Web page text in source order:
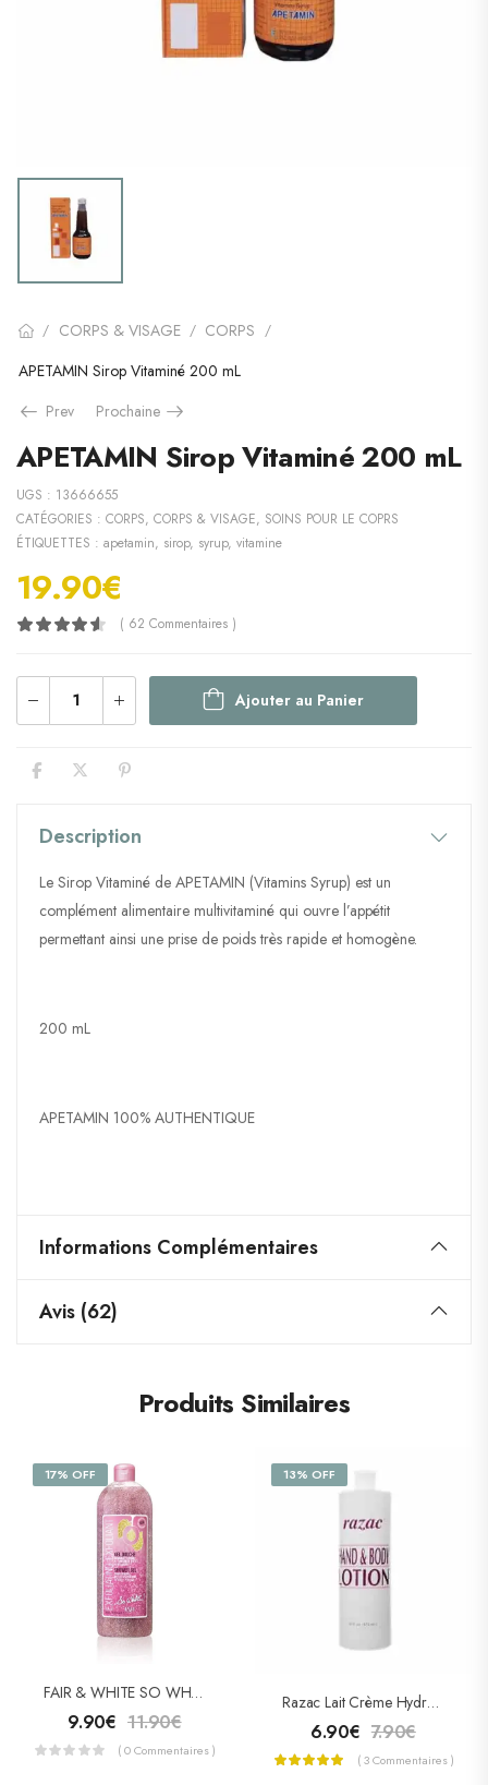
/ CORPS & VISAGE / CORPS /
APETAMIN Sirop Vitaminé 200 mL
Prev
Prochaine
APETAMIN Sirop Vitaminé 200 mL
UGS : 13666655
CATÉGORIES : CORPS, CORPS & VISAGE, SOINS POUR LE COPRS
ÉTIQUETTES : apetamin, sirop, syrup, vitamine
19.90€
( 62 Commentaires )
Ajouter au Panier
Description
Le Sirop Vitaminé de APETAMIN (Vitamins Syrup) est un
complément alimentaire multivitaminé qui ouvre l’appétit
permettant ainsi une prise de poids très rapide et homogène.
200 mL
APETAMIN 100% AUTHENTIQUE
Informations Complémentaires
Avis (62)
Produits Similaires
17% OFF
FAIR & WHITE SO WHITE EXFOLIANT Gel Douche Gommage Tonique 940ml
9.90€ 11.90€
( 0 Commentaires )
13% OFF
Razac Lait Crème Hydratant
6.90€ 7.90€
( 3 Commentaires )